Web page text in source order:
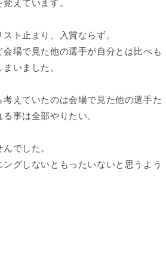
えています。
ト止まり、入賞ならず。
場で見た他の選手が自分とは比べも
いました。
えていたのは会場で見た他の選手た
事は全部やりたい。
でした。
グしないともったいないと思うよう